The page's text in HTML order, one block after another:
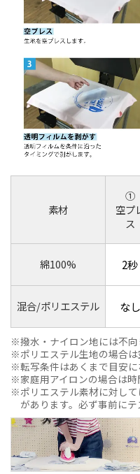
素材
①
空プ
ス
綿100% 2秒
混合/ポリエステル なし
撥水・ナイロン地には不向
ポリエステル生地の場合は
転写条件はあくまで目安に
家庭用アイロンの場合は時
ポリエステル素材に対し
があります。必ず事前にテ